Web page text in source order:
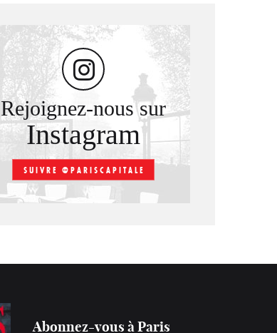
Rejoignez-nous sur
Instagram
SUIVRE @PARISCAPITALE
Abonnez-vous à Paris